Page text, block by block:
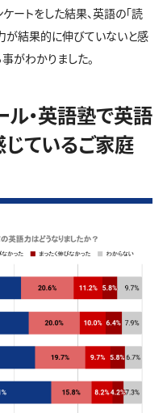
ートをした結果、英語の「読
力が結果的に伸びていないと感
がわかりました。
ル・英語塾で英語
ているご家庭